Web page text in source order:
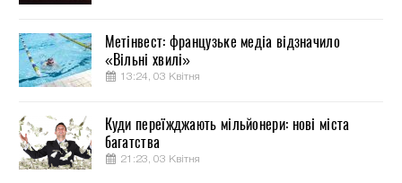
Метінвест: французьке медіа відзначило
«Вільні хвилі»
13:24, 03 Квітня
Куди переїжджають мільйонери: нові міста
багатства
21:23, 03 Квітня